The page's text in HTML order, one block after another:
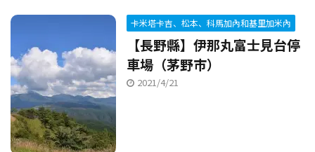
卡米塔卡吉、松本、科馬加內和基里加米內
【長野縣】伊那丸富士見台停
車場（茅野市）
2021/4/21